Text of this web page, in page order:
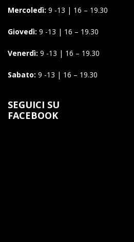
Mercoledì: 9 -13 | 16 – 19.30
Giovedì: 9 -13 | 16 – 19.30
Venerdì: 9 -13 | 16 – 19.30
Sabato: 9 -13 | 16 – 19.30
SEGUICI SU
FACEBOOK